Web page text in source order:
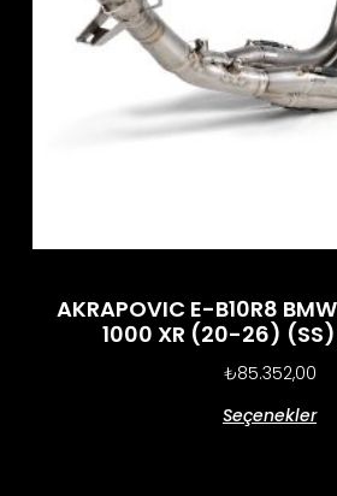
AKRAPOVIC E-B10R8
1000 XR (20-26) (SS)
₺85.352,00
Seçenekler